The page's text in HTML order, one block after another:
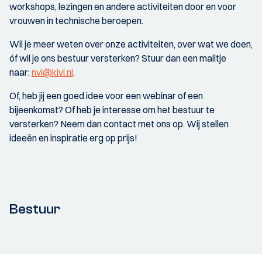
workshops, lezingen en andere activiteiten door en voor
vrouwen in technische beroepen.
Wil je meer weten over onze activiteiten, over wat we doen,
óf wil je ons bestuur versterken? Stuur dan een mailtje
naar:nvi@kivi.nl.
Of, heb jij een goed idee voor een webinar of een
bijeenkomst? Of heb je interesse om het bestuur te
versterken? Neem dan contact met ons op. Wij stellen
ideeën en inspiratie erg op prijs!
Bestuur